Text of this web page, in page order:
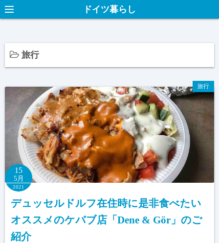
ドイツ暮らし
旅行
旅行
15
5月
2021
デュッセルドルフ在住時に是非食べたい
オススメのケバブ店「Dene & Gör」のご
紹介